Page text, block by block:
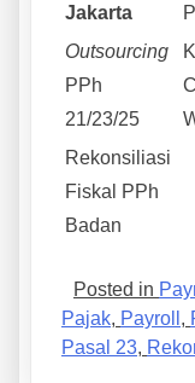
Jakarta
Outsourcing
PPh
21/23/25
Rekonsiliasi
Fiskal PPh
Badan
Posted in
Pajak, Payroll ,
Pasal 23,